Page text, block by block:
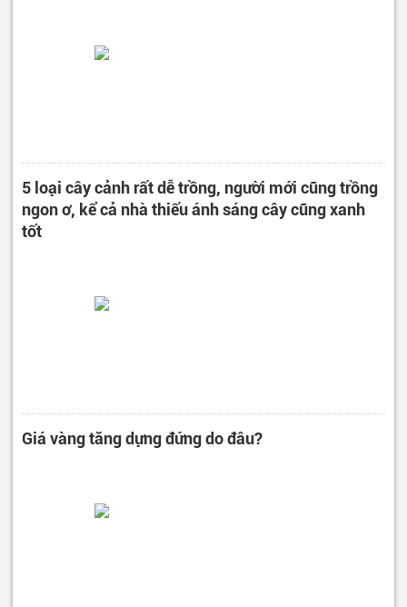
5 loại cây cảnh rất dễ trồng, người mới cũng trồng
ngon ơ, kể cả nhà thiếu ánh sáng cây cũng xanh
tốt
Giá vàng tăng dựng đứng do đâu?